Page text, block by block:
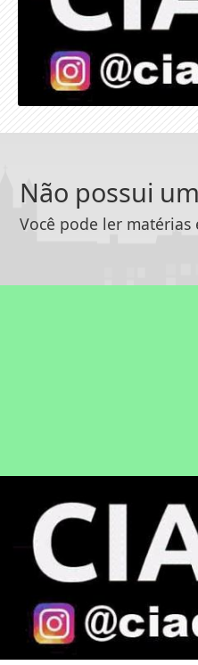
Não possui
Você pode ler matérias
Termos de Uso
Esse site utiliza
concorda com
PARA MAIS